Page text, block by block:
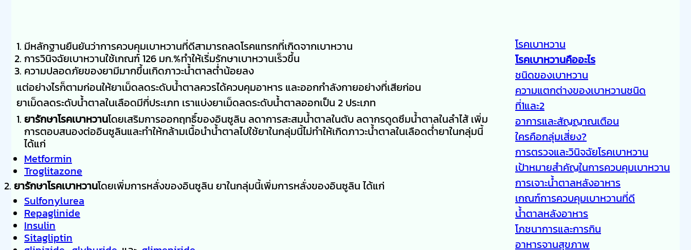
มีหลักฐานยืนยันว่าการควบคุมเบาหวานที่ดีสามารถลดโรคแทรกที่เกิดจากเบาหวาน
การวินิจฉัยเบาหวานใช้เกณฑ์ 126 มก.%ทำให้เริ่มรักษาเบาหวานเร็วขึ้น
ความปลอดภัยของยามีมากขึ้นเกิดภาวะน้ำตาลต่ำน้อยลง
แต่อย่างไรก็ตามก่อนให้ยาเม็ดลดระดับน้ำตาลควรได้ควบคุมอาหาร และออกกำลังกายอย่างที่เสียก่อน
ยาเม็ดลดระดับน้ำตาลในเลือดมีกี่ประเภท เราแบ่งยาเม็ดลดระดับน้ำตาลออกเป็น 2 ประเภท
ยารักษาโรคเบาหวานโดยเสริมการออกฤทธิ์ของอินซูลิน ลดาการสะสมน้ำตาลในตับ ลดากรดูดซึมน้ำตาลในลำไส้ เพิ่ม
การตอบสนองต่ออินซูลินและทำให้กล้ามเนื้อนำน้ำตาลไปใช้ยาในกลุ่มนี้ไม่ทำให้เกิดภาวะน้ำตาลในเลือดต่ำยาในกลุ่มนี้
ได้แก่
Metformin
Troglitazone
ยารักษาโรคเบาหวานโดยเพิ่มการหลั่งของอินซูลิน ยาในกลุ่มนี้เพิ่มการหลั่งของอินซูลิน ได้แก่
Sulfonylurea
Repaglinide
Insulin
Sitagliptin
โรคเบาหวาน
โรคเบาหวานคืออะไร
ชนิดของเบาหวาน
ความแตกต่างของเบาหวานชนิด
ที่1และ2
อาการและสัญญาณเตือน
ใครคือกลุ่มเสี่ยง?
การตรวจและวินิจฉัยโรคเบาหวาน
เป้าหมายสำคัญในการควบคุมเบาหวาน
การเจาะน้ำตาลหลังอาหาร
เกณฑ์การควบคุมเบาหวานที่ดี
น้ำตาลหลังอาหาร
โภชนาการและการกิน
อาหารจานสุขภาพ